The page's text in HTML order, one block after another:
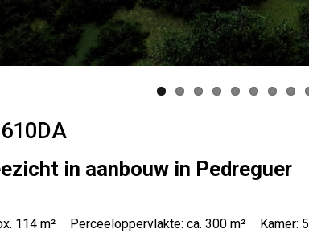
in aanbouw in Pedreguer
114 m² Perceeloppervlakte: ca. 300 m² Kamer: 5